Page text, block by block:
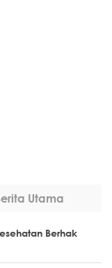
Utama
Berhak